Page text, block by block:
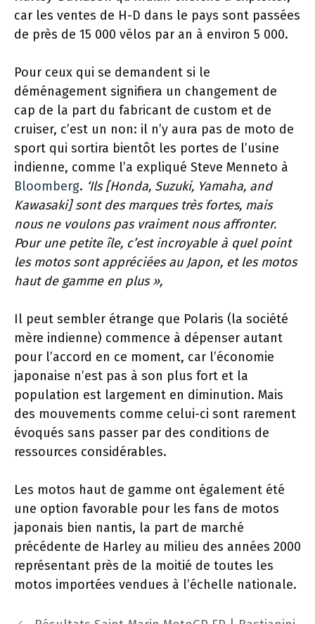
car les ventes de H-D dans le pays sont passées
de près de 15 000 vélos par an à environ 5 000.
Pour ceux qui se demandent si le
déménagement signifiera un changement de
cap de la part du fabricant de custom et de
cruiser, c’est un non: il n’y aura pas de moto de
sport qui sortira bientôt les portes de l’usine
indienne, comme l’a expliqué Steve Menneto à
Bloomberg. ‘Ils [Honda, Suzuki, Yamaha, and
Kawasaki] sont des marques très fortes, mais
nous ne voulons pas vraiment nous affronter.
Pour une petite île, c’est incroyable à quel point
les motos sont appréciées au Japon, et les motos
haut de gamme en plus »,
Il peut sembler étrange que Polaris (la société
mère indienne) commence à dépenser autant
pour l’accord en ce moment, car l’économie
japonaise n’est pas à son plus fort et la
population est largement en diminution. Mais
des mouvements comme celui-ci sont rarement
évoqués sans passer par des conditions de
ressources considérables.
Les motos haut de gamme ont également été
une option favorable pour les fans de motos
japonais bien nantis, la part de marché
précédente de Harley au milieu des années 2000
représentant près de la moitié de toutes les
motos importées vendues à l’échelle nationale.